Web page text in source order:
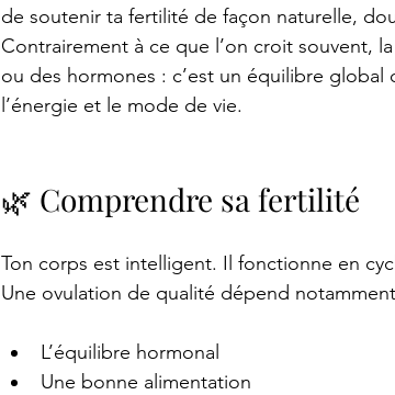
de soutenir ta fertilité de façon naturelle,
Contrairement à ce que l’on croit souvent,
ou des hormones : c’est un équilibre
l’énergie et le mode de vie.
🌿 Comprendre sa fertilité
Ton corps est intelligent. Il fonctionne en
Une ovulation de qualité dépend
L’équilibre hormonal
Une bonne alimentation